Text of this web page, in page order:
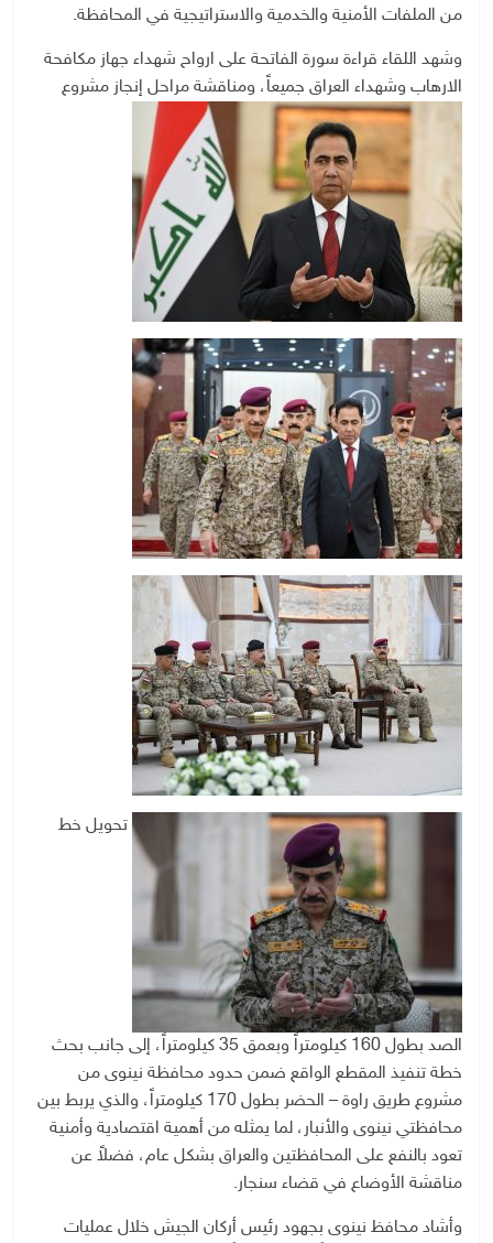
من الملفات الأمنية والخدمية والاستراتيجية في المحافظة.
وشهد اللقاء قراءة سورة الفاتحة على ارواح شهداء جهاز مكافحة
الارهاب وشهداء العراق جميعاً، ومناقشة مراحل إنجاز مشروع
تحويل خط
الصد بطول 160 كيلومتراً وبعمق 35 كيلومتراً، إلى جانب بحث
خطة تنفيذ المقطع الواقع ضمن حدود محافظة نينوى من
مشروع طريق راوة – الحضر بطول 170 كيلومتراً، والذي يربط بين
محافظتي نينوى والأنبار، لما يمثله من أهمية اقتصادية وأمنية
تعود بالنفع على المحافظتين والعراق بشكل عام، فضلاً عن
مناقشة الأوضاع في قضاء سنجار.
وأشاد محافظ نينوى بجهود رئيس أركان الجيش خلال عمليات